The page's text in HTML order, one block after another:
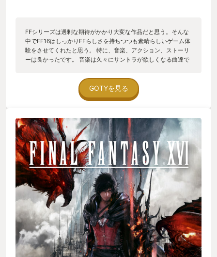
FFシリーズは過剰な期待がかかり大変な作品だと思う。そんな
中でFF16はしっかりFFらしさを持ちつつも素晴らしいゲーム体
験をさせてくれたと思う。 特に、音楽、アクション、ストーリ
ーは良かったです。 音楽は久々にサントラが欲しくなる曲達で
なんとかやる気分にさせてくれる曲が沢山でした。 アクション
については色々な技を組み合わせて爽快感を自分で作り出せる
仕組みが良かったです。 最後にストーリーですが、色々賛否は
てくれつつ、ハラハラするような展開もあり楽しくプレイでき
ました。 DLCの話も出ていますが、どうなるのか楽しみです。
GOTYを見る